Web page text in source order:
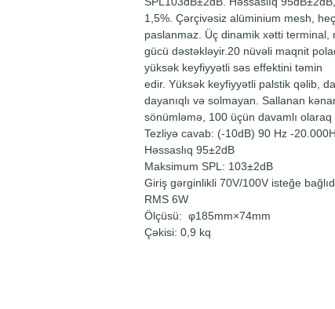
1,5%. Çərçivəsiz alüminium mesh,
paslanmaz. Üç dinamik xətti terminal,
gücü dəstəkləyir.20 nüvəli maqnit
yüksək keyfiyyətli səs effektini təmin
edir. Yüksək keyfiyyətli palstik qəlib,
dayanıqlı və solmayan. Sallanan
sönümləmə, 100 üçün davamlı olaraq
Tezliyə cavab: (-10dB) 90 Hz -
Həssaslıq 95±2dB
Maksimum SPL: 103±2dB
Giriş gərginlikli 70V/100V isteğe
RMS 6W
Ölçüsü: φ185mm×74mm
Çəkisi: 0,9 kq